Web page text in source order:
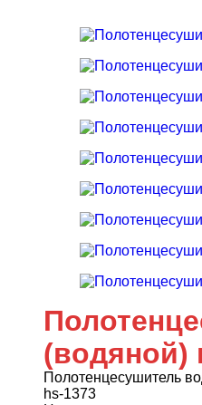
(водяной)
Полотенцесушитель
hs-1373